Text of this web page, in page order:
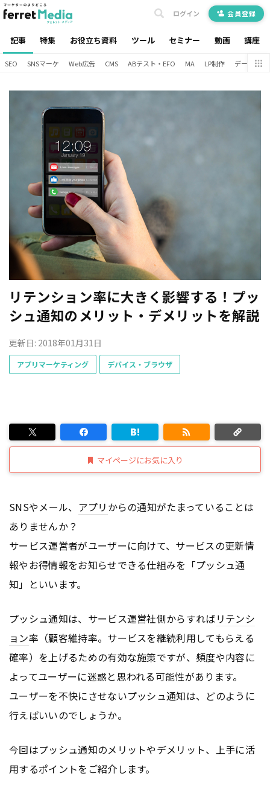
記事 特集 お役立ち資料 ツール セミナー 動画 講座
ログイン 会員登録
SEO SNSマーケ Web広告 CMS ABテスト・EFO MA LP制作 データ分析
リテンション率に大きく影響する！プッ
シュ通知のメリット・デメリットを解説
更新日: 2018年01月31日
アプリマーケティング デバイス・ブラウザ
マイページにお気に入り
SNSやメール、 アプリ からの通知がたまっていることは
ありませんか？
サービス運営者がユーザーに向けて、サービスの更新情
報やお得情報をお知らせできる仕組みを「プッシュ通
知」といいます。
プッシュ通知は、サービス運営社側からすればリテンシ
ョン率（顧客維持率。サービスを継続利用してもらえる
確率）を上げるための有効な施策ですが、頻度や内容に
よってユーザーに迷惑と思われる可能性があります。
ユーザーを不快にさせないプッシュ通知は、どのように
行えばいいのでしょうか。
今回はプッシュ通知のメリットやデメリット、上手に活
用するポイントをご紹介します。